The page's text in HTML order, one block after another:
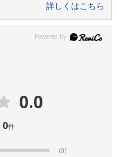
詳しくはこちら
0.0
0件
(0)